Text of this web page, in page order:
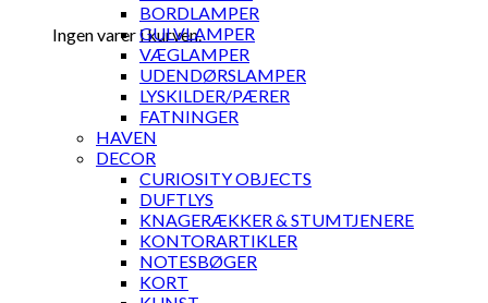
Ingen varer i kurven.
BORDLAMPER
GULVLAMPER
VÆGLAMPER
UDENDØRSLAMPER
LYSKILDER/PÆRER
FATNINGER
HAVEN
DECOR
CURIOSITY OBJECTS
DUFTLYS
KNAGERÆKKER & STUMTJENERE
KONTORARTIKLER
NOTESBØGER
KORT